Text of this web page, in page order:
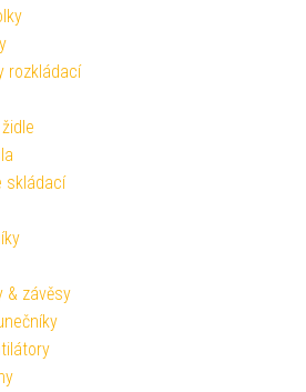
rozkládací
skládací
& závěsy